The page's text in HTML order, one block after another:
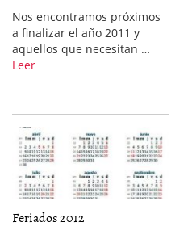
Nos encontramos próximos
a finalizar el año 2011 y
aquellos que necesitan …
Leer
Feriados 2012